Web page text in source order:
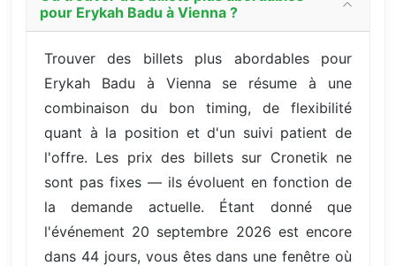
pour Erykah Badu à Vienna ?
Trouver des billets plus abordables pour
Erykah Badu à Vienna se résume à une
combinaison du bon timing, de flexibilité
quant à la position et d'un suivi patient de
l'offre. Les prix des billets sur Cronetik ne
sont pas fixes — ils évoluent en fonction de
la demande actuelle. Étant donné que
l'événement 20 septembre 2026 est encore
dans 44 jours, vous êtes dans une fenêtre où